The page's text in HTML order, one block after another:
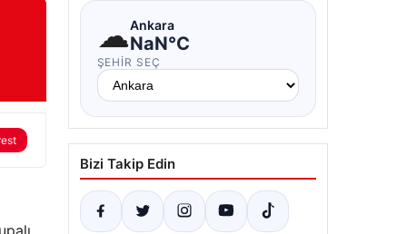
☁Ankara
NaN°C
ŞEHIR SEÇ
Bizi Takip Edin